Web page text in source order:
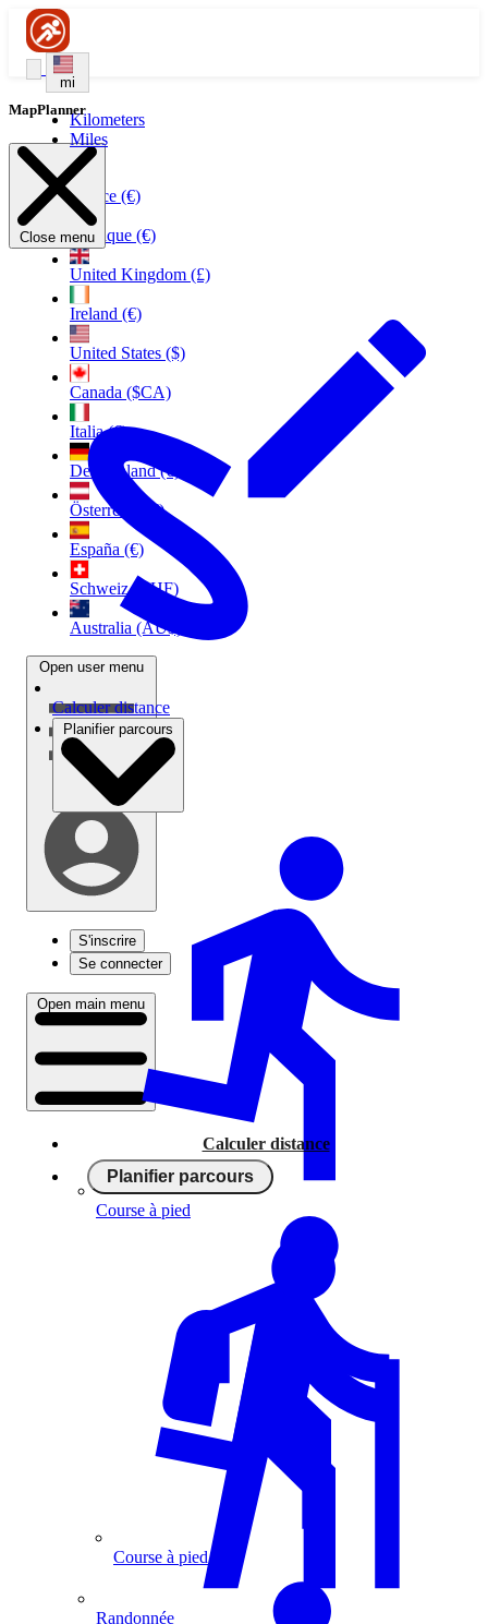
mi
Kilometers
Miles
France (€)
Belgique (€)
United Kingdom (£)
Ireland (€)
United States ($)
Canada ($CA)
Italia (€)
Deutschland (€)
Österreich (€)
España (€)
Schweiz (CHF)
Australia (AU$)
Open user menu
S'inscrire
Se connecter
Open main menu
Calculer distance
Planifier parcours
Course à pied
MapPlanner
Close menu
Calculer distance
Planifier parcours
Course à pied
Randonnée